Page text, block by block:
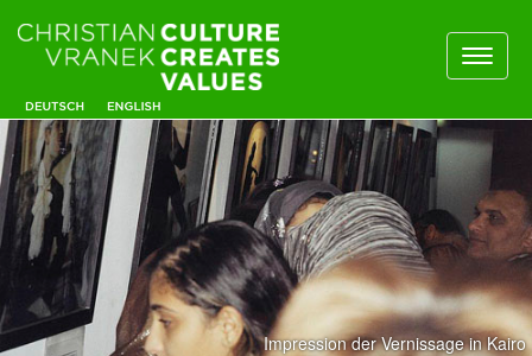
Impression der Vernissage in Kairo